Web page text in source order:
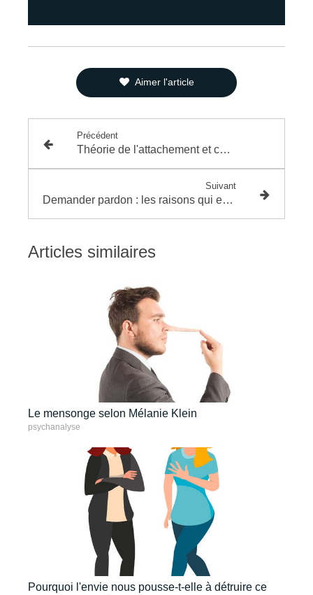
Aimer l'article
Précédent
Théorie de l'attachement et conséquence d'un attachement insécure à l'âge adulte
Suivant
Demander pardon : les raisons qui expliquent cette difficulté
Articles similaires
Le mensonge selon Mélanie Klein
psychanalyse
Pourquoi l'envie nous pousse-t-elle à détruire ce